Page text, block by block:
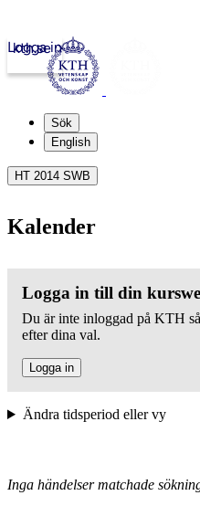
kth.se
Logga in
Sök
English
HT 2014 SWB
Kalender
Logga in till din
Du är inte inloggad på KTH
efter dina val.
Logga in
Ändra tidsperiod eller vy
Inga händelser matchade